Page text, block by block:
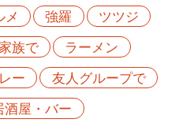
メ 強羅
ツツジ
家族で
ラーメン
ー
友人グループで
酒屋・バー